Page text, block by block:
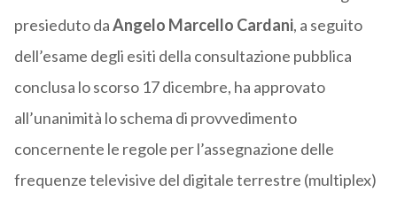
presieduto daAngelo Marcello Cardani, a seguito
dell’esame degli esiti della consultazione pubblica
conclusa lo scorso 17 dicembre, ha approvato
all’unanimità lo schema di provvedimento
concernente le regole per l’assegnazione delle
frequenze televisive del digitale terrestre (multiplex)